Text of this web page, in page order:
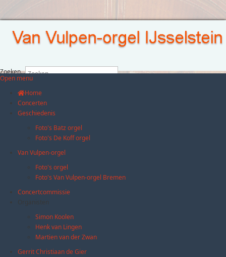
Zoeken...
Open menu
Home
Concerten
Geschiedenis
Foto's Batz orgel
Foto's De Koff orgel
Van Vulpen-orgel
Foto's orgel
Foto's Van Vulpen-orgel Bremen
Concertcommissie
Organisten
Simon Koolen
Henk van Lingen
Martien van der Zwan
Gerrit Christiaan de Gier